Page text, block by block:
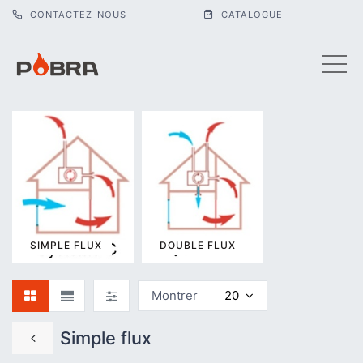
CONTACTEZ-NOUS CATALOGUE
Simple flux
Montrer 20
SIMPLE FLUX DOUBLE FLUX